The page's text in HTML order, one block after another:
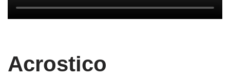
Acrostico